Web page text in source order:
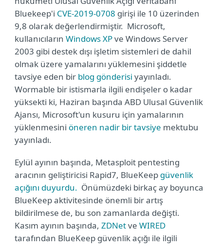
Bluekeep'i CVE-2019-0708 girişi ile 10 üzerinden
9,8 olarak değerlendirmiştir. Microsoft,
kullanıcıların Windows XPve Windows Server
2003 gibi destek dışı işletim sistemleri de dahil
olmak üzere yamalarını yüklemesini şiddetle
tavsiye eden bir blog gönderisi yayınladı.
Wormable bir istismarla ilgili endişeler o kadar
yüksekti ki, Haziran başında ABD Ulusal Güvenlik
Ajansı, Microsoft'un kusuru için yamalarının
yüklenmesini öneren nadir bir tavsiye mektubu
yayınladı.
Eylül ayının başında, Metasploit pentesting
aracının geliştiricisi Rapid7, BlueKeep güvenlik
açığını duyurdu. Önümüzdeki birkaç ay boyunca
BlueKeep aktivitesinde önemli bir artış
bildirilmese de, bu son zamanlarda değişti.
Kasım ayının başında, ZDNetve WIRED
tarafından BlueKeep güvenlik açığı ile ilgili